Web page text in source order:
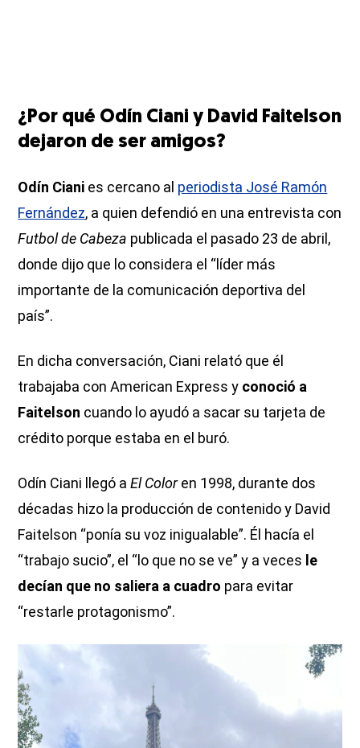
¿Por qué Odín Ciani y David Faitelson
dejaron de ser amigos?
Odín Ciani es cercano al periodista José Ramón
Fernández, a quien defendió en una entrevista con
Futbol de Cabeza publicada el pasado 23 de abril,
donde dijo que lo considera el “líder más
importante de la comunicación deportiva del
país”.
En dicha conversación, Ciani relató que él
trabajaba con American Express y conoció a
Faitelson cuando lo ayudó a sacar su tarjeta de
crédito porque estaba en el buró.
Odín Ciani llegó aEl Coloren 1998, durante dos
décadas hizo la producción de contenido y David
Faitelson “ponía su voz inigualable”. Él hacía el
“trabajo sucio”, el “lo que no se ve” y a veces le
decían que no saliera a cuadro para evitar
“restarle protagonismo”.